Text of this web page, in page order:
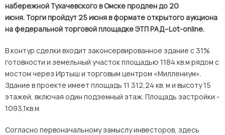
набережной Тухачевского в Омске продлен до 20
июня. Торги пройдут 25 июня в формате открытого аукциона
на федеральной торговой площадке ЭТП РАД–Lot-online.
В контур сделки входит законсервированное здание с 31%
готовности и земельный участок площадью 1184 кв.м рядом с
мостом через Иртыш и торговым центром «Миллениум».
Здание в проекте имеет площадь 11 312,24 кв. м и высоту 15
этажей, включая один подземный этаж. Площадь застройки -
1093,1кв.м.
Согласно первоначальному замыслу инвесторов, здесь